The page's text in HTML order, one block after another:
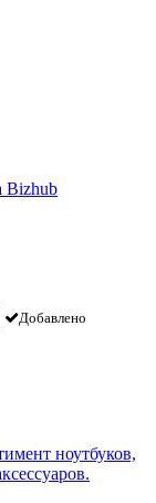
Bizhub
Добавлено
ноутбуков,